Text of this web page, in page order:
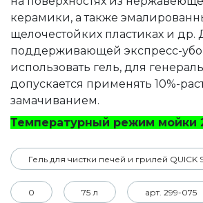
керамики, а также
щелочестойких пластиках и др.
поддерживающей экспресс-
использовать гель, для
допускается применять 10%-
замачиванием.
Температурный режим мойки
0 75 л арт. 299-075